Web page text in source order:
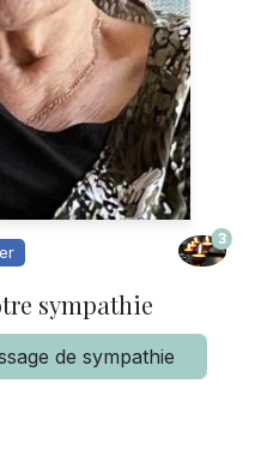
3
sympathie
de sympathie